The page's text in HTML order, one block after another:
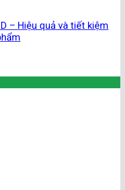
– Hiệu quả và tiết kiệm